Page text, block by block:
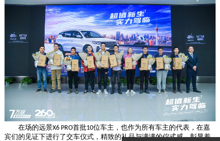
在场的远景X6 PRO首批10位车主，也作为所有车主的代表，在嘉
宾们的见证下进行了交车仪式，精致的礼品与满满的仪式感，彰显着